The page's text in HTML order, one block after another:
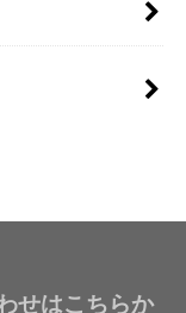
せはこちらか